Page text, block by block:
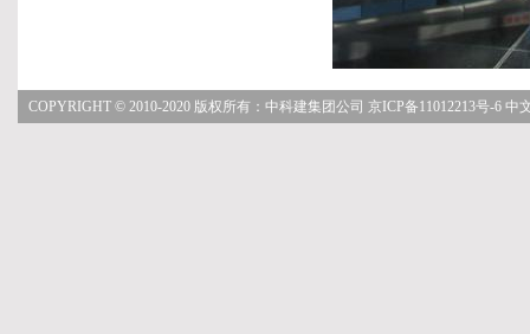
COPYRIGHT © 2010-2020 版权所有：中科建集团公司 京ICP备11012213号-6 中